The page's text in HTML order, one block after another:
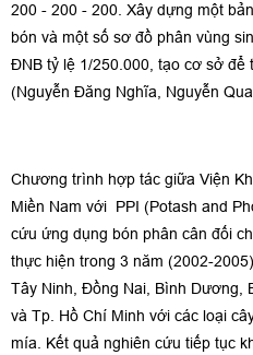
200 - 200 - 200. Xây dựng một
bón và một số sơ đồ phân vùng
ĐNB tỷ lệ 1/250.000, tạo cơ sở để
(Nguyễn Đăng Nghĩa, Nguyễn
Chương trình hợp tác giữa Viện
Miền Nam với PPI (Potash and
cứu ứng dụng bón phân cân đối
thực hiện trong 3 năm (2002-
Tây Ninh, Đồng Nai, Bình Dương,
và Tp. Hồ Chí Minh với các loại
mía. Kết quả nghiên cứu tiếp tục